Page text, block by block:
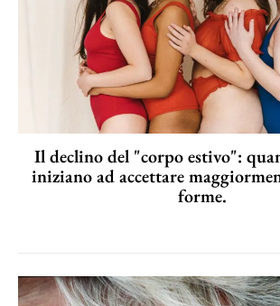
Il declino del "corpo estivo":
iniziano ad accettare
forme.